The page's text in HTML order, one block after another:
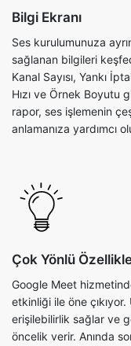
Bilgi Ekranı
Ses kurulumunuza
sağlanan bilgileri
Kanal Sayısı, Yankı
Hızı ve Örnek Boyutu
rapor, ses işlemenin
anlamanıza yardımcı
Çok Yönlü
Google Meet
etkinliği ile öne
erişilebilirlik sağlar ve
öncelik verir. Anında